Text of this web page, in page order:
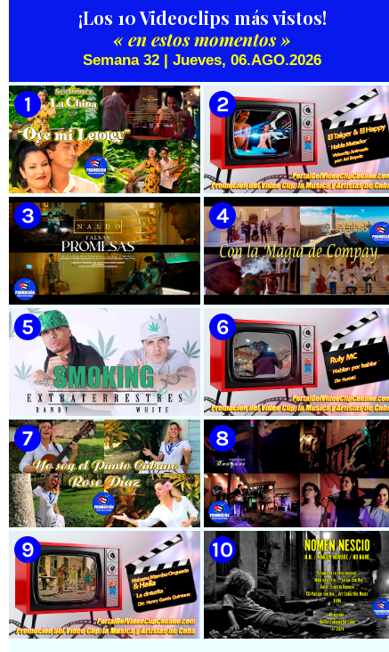
¡Los 10 Videoclips más vistos!
« en estos momentos »
Semana 32 | Jueves, 06.AGO.2026
🟡 Susel Gómez (La China) ||
¨Oye Mi Leloley¨ || Director:
Onelio Jesús Larralde González
|| Música popular bailable
cubana || Videoclip || CUBA
🟡 El Taiger & El Happy ||
¨Habla Matador¨ || Videoclip
Animado || Director: Arí Bayolo
|| Música Urbana Cubana ||
CUBA
🟡 Naldo - ¨Falsas Promesas¨ 📺
Videoclip - 🎬 Dirección:
Visualeme
🟡 Grupo Compay Segundo ||
¨Con La Magia de Compay¨ ||
Música popular tradicional
cubana || Videoclip || CUBA
🟡 Randy & White -
Extraterrestres - ¨Smoking¨ -
Videoclip - Dirección: Pepe
Salom
🟡 Ruly MC || ¨Hablan por
hablar¨ || Realizador: Kuriaki ||
Videoclip || Música Urbana
Cubana || RAP || CUBA
🟡 Rose Díaz || ¨Yo soy el Punto
Cubano¨ (Autores: Celina
González y Reutilio
🟡 Bouquet - ¨Dressed Up
Animal¨ 📺 Videoclip - 🎬
Director: Mauricio Figueiral